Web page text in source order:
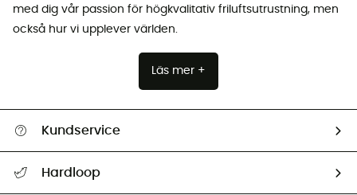
med dig vår passion för högkvalitativ friluftsutrustning, men
också hur vi upplever världen.
Läs mer +
Kundservice
Hardloop